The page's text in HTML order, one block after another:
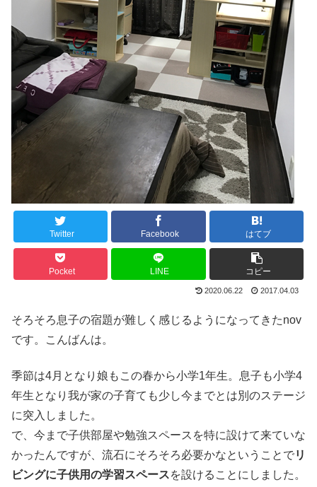
Twitter Facebook はてブ
Pocket LINE コピー
2020.06.22 2017.04.03
そろそろ息子の宿題が難しく感じるようになってきたnov
です。こんばんは。
季節は4月となり娘もこの春から小学1年生。息子も小学4
年生となり我が家の子育ても少し今までとは別のステージ
に突入しました。
で、今まで子供部屋や勉強スペースを特に設けて来ていな
かったんですが、流石にそろそろ必要かなということでリ
ビングに子供用の学習スペースを設けることにしました。